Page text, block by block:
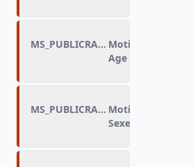
MS_PUBLICRAIS_AMotif de
Age
MS_PUBLICRAIS_BMotif de
Sexe